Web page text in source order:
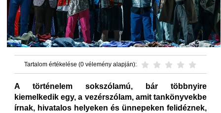
Tartalom értékelése (0 vélemény alapján):
A történelem sokszólamú, bár többnyire
kiemelkedik egy, a vezérszólam, amit tankönyvekbe
írnak, hivatalos helyeken és ünnepeken felidéznek,